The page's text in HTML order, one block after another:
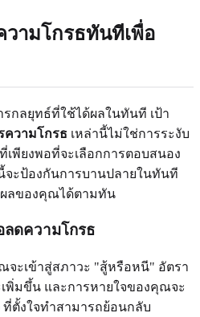
วามโกรธทันทีเพื่อ
กลยุทธ์ที่ใช้ได้ผลในทันที เป้า
ความโกรธ เหล่านี้ไม่ใช่การระงับ
พียงพอที่จะเลือกการตอบสนอง
ะป้องกันการบานปลายในทันที
ผลของคุณได้ตามทัน
ลดความโกรธ
จะเข้าสู่สภาวะ "สู้หรือหนี" อัตรา
พิ่มขึ้น และการหายใจของคุณจะ
ที่ตั้งใจทำสามารถย้อนกลับ